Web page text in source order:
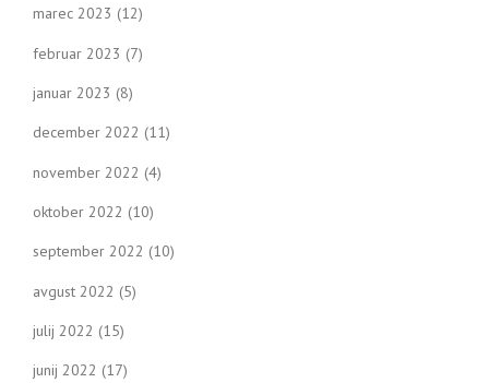
marec 2023 (12)
februar 2023 (7)
januar 2023 (8)
december 2022 (11)
november 2022 (4)
oktober 2022 (10)
september 2022 (10)
avgust 2022 (5)
julij 2022 (15)
junij 2022 (17)